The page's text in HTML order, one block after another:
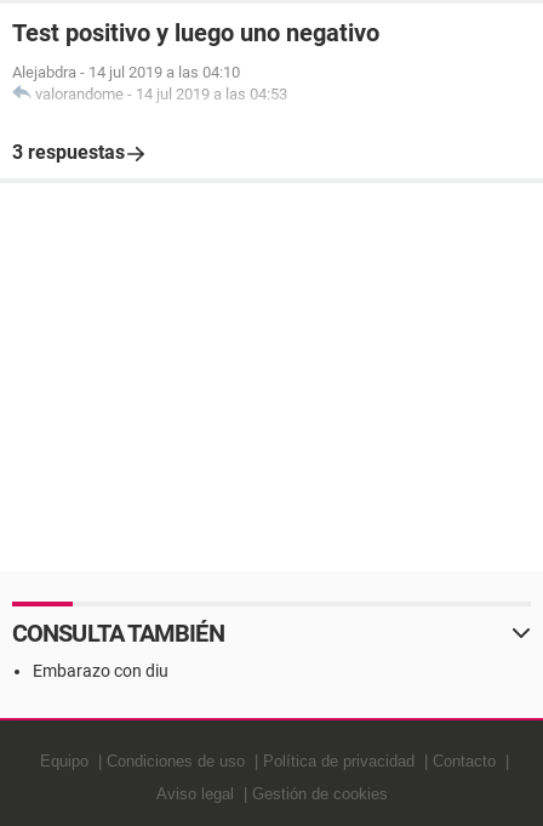
Test positivo y luego uno negativo
Alejabdra - 14 jul 2019 a las 04:10
valorandome - 14 jul 2019 a las 04:53
3 respuestas
CONSULTA TAMBIÉN
Embarazo con diu
Equipo Condiciones de uso Política de privacidad
Contacto
Aviso legal
Gestión de cookies